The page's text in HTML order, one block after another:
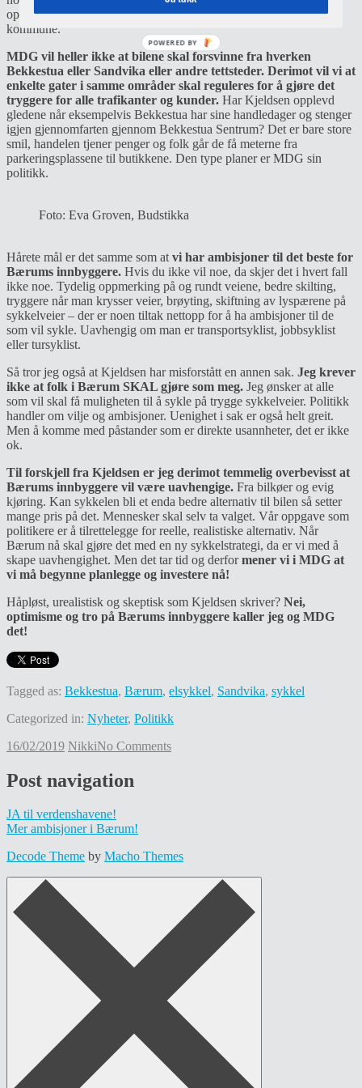
opplever i møter med alle engasjerte innbyggere vi har i vår
kommune.
MDG vil heller ikke at bilene skal forsvinne fra hverken
Bekkestua eller Sandvika eller andre tettsteder. Derimot vil vi at
enkelte gater i samme områder skal reguleres for å gjøre det
tryggere for alle trafikanter og kunder. Har Kjeldsen opplevd
gledene når eksempelvis Bekkestua har sine handledager og stenger
igjen gjennomfarten gjennom Bekkestua Sentrum? Det er bare store
smil, handelen tjener penger og folk går de få meterne fra
parkeringsplassene til butikkene. Den type planer er MDG sin
politikk.
Foto: Eva Groven, Budstikka
Hårete mål er det samme som at vi har ambisjoner til det beste for
Bærums innbyggere. Hvis du ikke vil noe, da skjer det i hvert fall
ikke noe. Tydelig oppmerking på og rundt veiene, bedre skilting,
tryggere når man krysser veier, brøyting, skiftning av lyspærene på
sykkelveier – der er noen tiltak nettopp for å ha ambisjoner til de
som vil sykle. Uavhengig om man er transportsyklist, jobbsyklist
eller tursyklist.
Så tror jeg også at Kjeldsen har misforstått en annen sak. Jeg krever
ikke at folk i Bærum SKAL gjøre som meg. Jeg ønsker at alle
som vil skal få muligheten til å sykle på trygge sykkelveier. Politikk
handler om vilje og ambisjoner. Uenighet i sak er også helt greit.
Men å komme med påstander som er direkte usannheter, det er ikke
ok.
Til forskjell fra Kjeldsen er jeg derimot temmelig overbevisst at
Bærums innbyggere vil være uavhengige. Fra bilkøer og evig
kjøring. Kan sykkelen bli et enda bedre alternativ til bilen så setter
mange pris på det. Mennesker skal selv ta valget. Vår oppgave som
politikere er å tilrettelegge for reelle, realistiske alternativ. Når
Bærum nå skal gjøre det med en ny sykkelstrategi, da er vi med å
skape uavhengighet. Men det tar tid og derformener vi i MDG at
vi må begynne planlegge og investere nå!
Håpløst, urealistisk og skeptisk som Kjeldsen skriver? Nei,
optimisme og tro på Bærums innbyggere kaller jeg og MDG
det!
Tagged as: Bekkestua, Bærum, elsykkel, Sandvika, sykkel
Categorized in: Nyheter, Politikk
16/02/2019 NikkiNo Comments
Post navigation
JA til verdenshavene!
Mer ambisjoner i Bærum!
Decode Theme by Macho Themes
POWERED BY